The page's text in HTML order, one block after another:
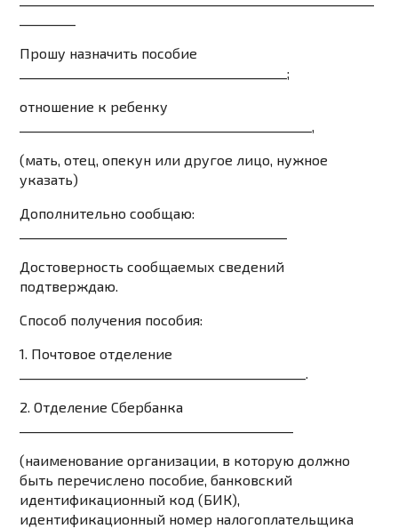
Прошу назначить пособие
___________________________________________;
отношение к ребенку
_______________________________________________,
(мать, отец, опекун или другое лицо, нужное
указать)
Дополнительно сообщаю:
Достоверность сообщаемых сведений
подтверждаю.
Способ получения пособия:
1. Почтовое отделение
______________________________________________.
2. Отделение Сбербанка
(наименование организации, в которую должно
быть перечислено пособие, банковский
идентификационный код (БИК),
идентификационный номер налогоплательщика